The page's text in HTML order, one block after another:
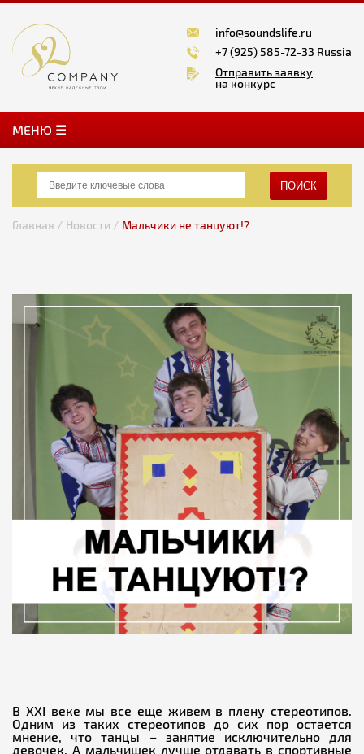
info@soundslife.ru
+7 (925) 585-72-33 Russia
Отправить заявку
на конкурс
MЕНЮ ☰
ПОИСК
Главная / Новости / Мальчики не танцуют!?
В ХХI веке мы все еще живем в плену стереотипов.
Одним из таких стереотипов до сих пор остается
мнение, что танцы – занятие исключительно для
девочек. А мальчишек лучше отдавать в спортивные